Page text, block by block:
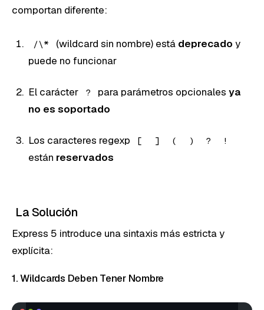
comportan diferente:
/\* (wildcard sin nombre) está deprecado y
puede no funcionar
El carácter ? para parámetros opcionales ya
no es soportado
Los caracteres regexp [ ] ( ) ? !
están reservados
La Solución
Express 5 introduce una sintaxis más estricta y
explícita:
1. Wildcards Deben Tener Nombre